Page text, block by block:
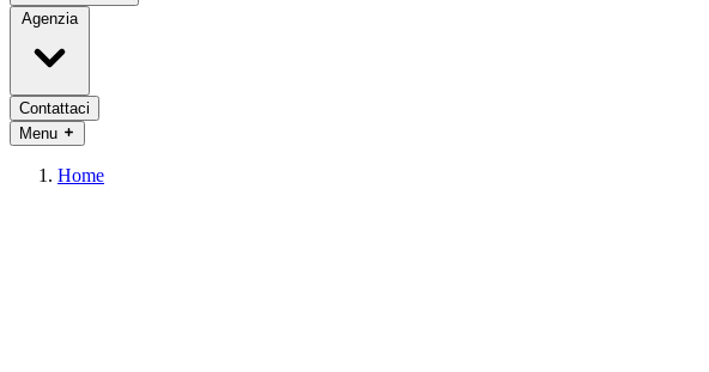
Agenzia
Contattaci
Menu
Home